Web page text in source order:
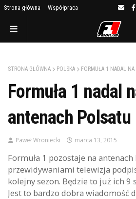
Strona główna Współpraca
STRONA GŁÓWNA POLSKA FORMUŁA 1 NADAL
Formuła 1 nadal
antenach Polsatu
Paweł Wroniecki marca 13, 2015
Formuła 1 pozostaje na
przewidywaniami telewizja
kolejny sezon. Będzie to już ich 9
Jest to bardzo dobra wiadomość